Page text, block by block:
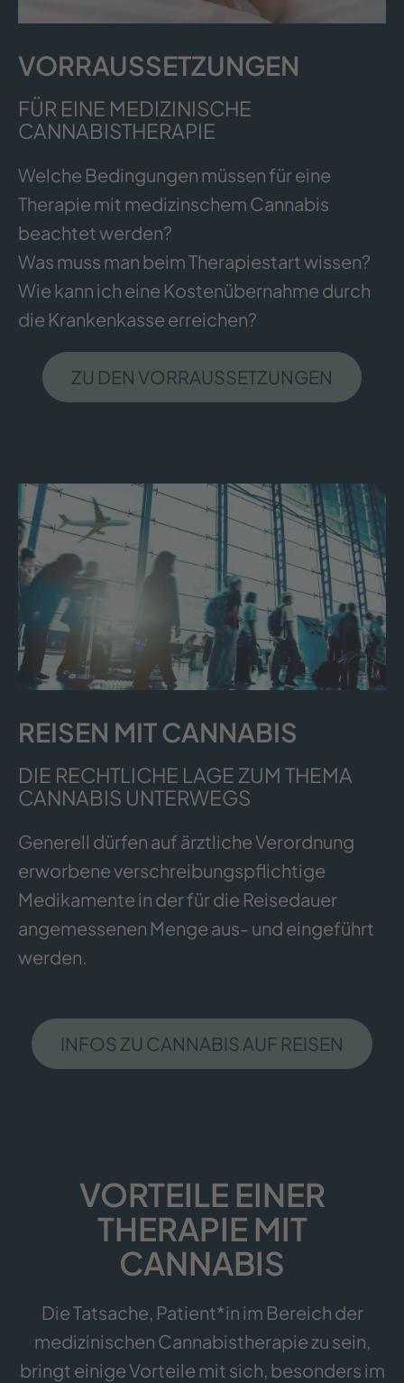
VORRAUS­SETZUNGEN
FÜR EINE MEDIZINISCHE
CANNABISTHERAPIE
Welche Bedingungen müssen für eine
Therapie mit medizinschem Cannabis
beachtet werden?
Was muss man beim Therapiestart wissen?
Wie kann ich eine Kostenübernahme durch
die Krankenkasse erreichen?
ZU DEN VORRAUSSETZUNGEN
REISEN MIT CANNABIS
DIE RECHTLICHE LAGE ZUM THEMA
CANNABIS UNTERWEGS
Generell dürfen auf ärztliche Verordnung
erworbene verschreibungspflichtige
Medikamente in der für die Reisedauer
angemessenen Menge aus- und eingeführt
werden.
INFOS ZU CANNABIS AUF REISEN
VORTEILE EINER
THERAPIE MIT
CANNABIS
Die Tatsache, Patient*in im Bereich der
medizinischen Cannabistherapie zu sein,
bringt einige Vorteile mit sich, besonders im